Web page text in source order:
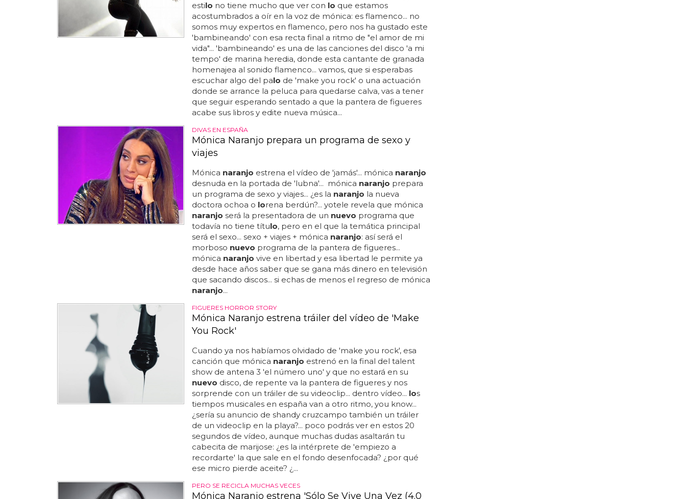
estilo no tiene mucho que ver con lo que estamos
acostumbrados a oír en la voz de mónica: es flamenco... no
somos muy expertos en flamenco, pero nos ha gustado este
'bambineando' con esa recta final a ritmo de "el amor de mi
vida"... 'bambineando' es una de las canciones del disco 'a mi
tempo' de marina heredia, donde esta cantante de granada
homenajea al sonido flamenco... vamos, que si esperabas
escuchar algo del palo de 'make you rock' o una actuación
donde se arrance la peluca para quedarse calva, vas a tener
que seguir esperando sentado a que la pantera de figueres
acabe sus libros y edite nueva música...
DIVAS EN ESPAÑA
Mónica Naranjo prepara un programa de sexo y
viajes
Mónica naranjo estrena el vídeo de 'jamás'... mónica naranjo
desnuda en la portada de 'lubna'... mónica naranjo prepara
un programa de sexo y viajes... ¿es la naranjo la nueva
doctora ochoa o lorena berdún?... yotele revela que mónica
naranjo será la presentadora de un nuevo programa que
todavía no tiene título, pero en el que la temática principal
será el sexo... sexo + viajes + mónica naranjo: así será el
morboso nuevo programa de la pantera de figueres...
mónica naranjo vive en libertad y esa libertad le permite ya
desde hace años saber que se gana más dinero en televisión
que sacando discos... si echas de menos el regreso de mónica
naranjo...
FIGUERES HORROR STORY
Mónica Naranjo estrena tráiler del vídeo de 'Make
You Rock'
Cuando ya nos habíamos olvidado de 'make you rock', esa
canción que mónica naranjo estrenó en la final del talent
show de antena 3 'el número uno' y que no estará en su
nuevo disco, de repente va la pantera de figueres y nos
sorprende con un tráiler de su videoclip... dentro vídeo... los
tiempos musicales en españa van a otro ritmo, you know...
¿sería su anuncio de shandy cruzcampo también un tráiler
de un videoclip en la playa?... poco podrás ver en estos 20
segundos de vídeo, aunque muchas dudas asaltarán tu
cabecita de marijose: ¿es la intérprete de 'empiezo a
recordarte' la que sale en el fondo desenfocada? ¿por qué
ese micro pierde aceite? ¿...
PERO SE RECICLA MUCHAS VECES
Mónica Naranjo estrena 'Sólo Se Vive Una Vez (4.0